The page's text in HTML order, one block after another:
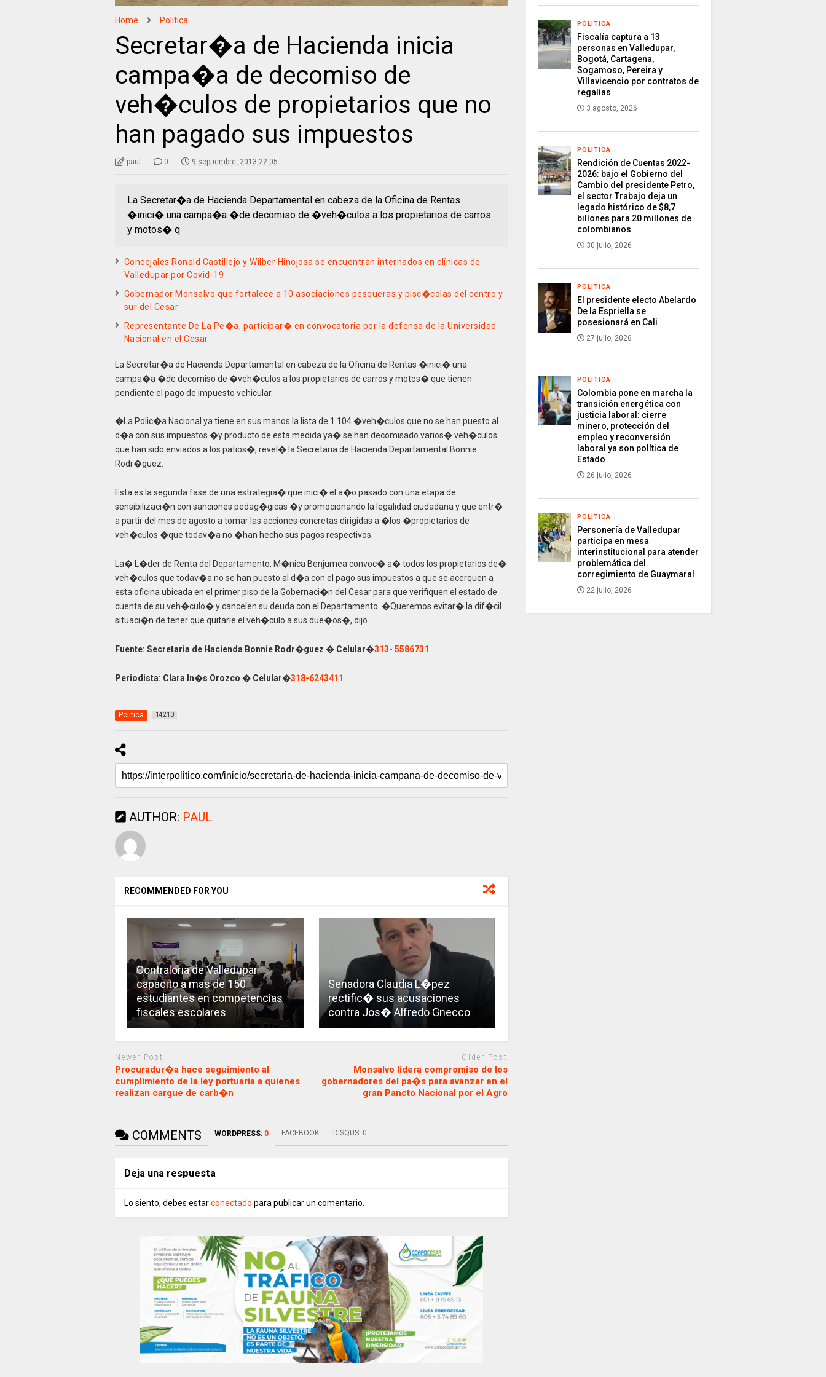
Home Politica
Secretar�a de Hacienda inicia
campa�a de decomiso de
veh�culos de propietarios que no
han pagado sus impuestos
paul 0 9 septiembre, 2013 22:05
La Secretar�a de Hacienda Departamental en cabeza de la Oficina de Rentas
�inici� una campa�a �de decomiso de �veh�culos a los propietarios de carros
y motos� q
Concejales Ronald Castillejo y Wilber Hinojosa se encuentran internados en clínicas de
Valledupar por Covid-19
Gobernador Monsalvo que fortalece a 10 asociaciones pesqueras y pisc�colas del centro y
sur del Cesar
Representante De La Pe�a, participar� en convocatoria por la defensa de la Universidad
Nacional en el Cesar
La Secretar�a de Hacienda Departamental en cabeza de la Oficina de Rentas �inici� una
campa�a �de decomiso de �veh�culos a los propietarios de carros y motos� que tienen
pendiente el pago de impuesto vehicular.
�La Polic�a Nacional ya tiene en sus manos la lista de 1.104 �veh�culos que no se han puesto al
d�a con sus impuestos �y producto de esta medida ya� se han decomisado varios� veh�culos
que han sido enviados a los patios�, revel� la Secretaria de Hacienda Departamental Bonnie
Rodr�guez.
Esta es la segunda fase de una estrategia� que inici� el a�o pasado con una etapa de
sensibilizaci�n con sanciones pedag�gicas �y promocionando la legalidad ciudadana y que entr�
a partir del mes de agosto a tomar las acciones concretas dirigidas a �los �propietarios de
veh�culos �que todav�a no �han hecho sus pagos respectivos.
La� L�der de Renta del Departamento, M�nica Benjumea convoc� a� todos los propietarios de�
veh�culos que todav�a no se han puesto al d�a con el pago sus impuestos a que se acerquen a
esta oficina ubicada en el primer piso de la Gobernaci�n del Cesar para que verifiquen el estado de
cuenta de su veh�culo� y cancelen su deuda con el Departamento. �Queremos evitar� la dif�cil
situaci�n de tener que quitarle el veh�culo a sus due�os�, dijo.
Fuente: Secretaria de Hacienda Bonnie Rodr�guez � Celular�313- 5586731
Periodista: Clara In�s Orozco � Celular�318-6243411
Politica 14210
AUTHOR: PAUL
RECOMMENDED FOR YOU
Contraloria de Valledupar
capacito a mas de 150
estudiantes en competencias
fiscales escolares
Senadora Claudia L�pez
rectific� sus acusaciones
contra Jos� Alfredo Gnecco
Newer Post
Procuradur�a hace seguimiento al
cumplimiento de la ley portuaria a quienes
realizan cargue de carb�n
Older Post
Monsalvo lidera compromiso de los
gobernadores del pa�s para avanzar en el
gran Pancto Nacional por el Agro
COMMENTS WORDPRESS: 0 FACEBOOK: DISQUS: 0
Deja una respuesta
Lo siento, debes estarconectado para publicar un comentario.
POLITICA
Fiscalía captura a 13
personas en Valledupar,
Bogotá, Cartagena,
Sogamoso, Pereira y
Villavicencio por contratos de
regalías
3 agosto, 2026
POLITICA
Rendición de Cuentas 2022-
2026: bajo el Gobierno del
Cambio del presidente Petro,
el sector Trabajo deja un
legado histórico de $8,7
billones para 20 millones de
colombianos
30 julio, 2026
POLITICA
El presidente electo Abelardo
De la Espriella se
posesionará en Cali
27 julio, 2026
POLITICA
Colombia pone en marcha la
transición energética con
justicia laboral: cierre
minero, protección del
empleo y reconversión
laboral ya son política de
Estado
26 julio, 2026
POLITICA
Personería de Valledupar
participa en mesa
interinstitucional para atender
problemática del
corregimiento de Guaymaral
22 julio, 2026